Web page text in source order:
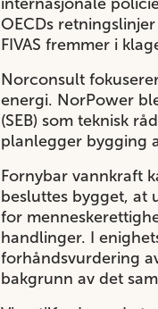
OECDs
FIVAS fremmer i
Norconsult
energi. NorPower
(SEB) som teknisk
planlegger bygging
Fornybar vannkraft
besluttes bygget, at
for
handlinger. I
forhåndsvurdering
bakgrunn av det